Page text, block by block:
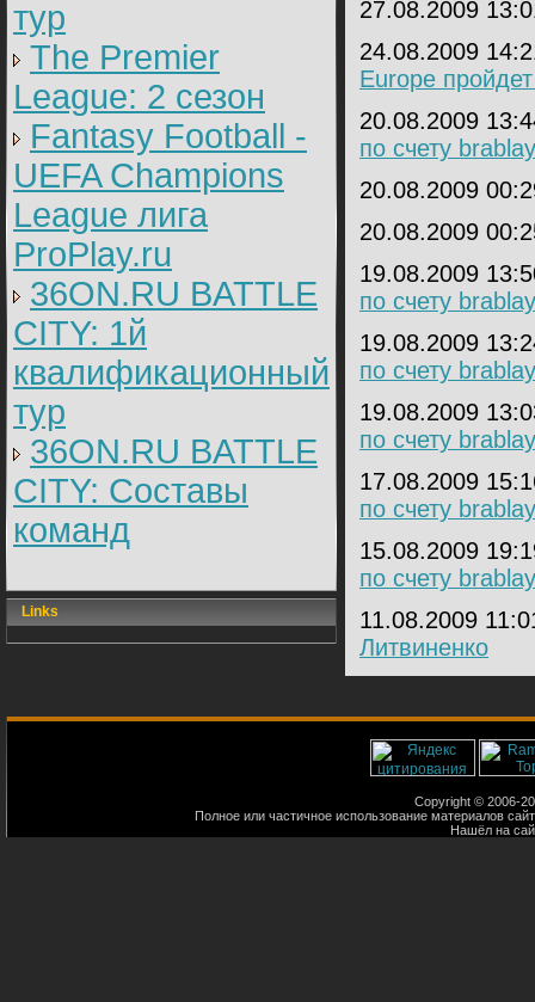
тур
The Premier
League: 2 cезон
Fantasy Football -
UEFA Champions
League лига
ProPlay.ru
36ON.RU BATTLE
CITY: 1й
квалификационный
тур
36ON.RU BATTLE
CITY: Составы
команд
Links
27.08.2009
24.08.2009
Europe
20.08.2009
по счету
20.08.2009
20.08.2009
19.08.2009
по счету
19.08.2009
по счету
19.08.2009
по счету
17.08.2009
по счету
15.08.2009
по счету
11.08.2009
Литвиненко
Copyright © 2006-
Полное или частичное использование материалов
Нашёл на